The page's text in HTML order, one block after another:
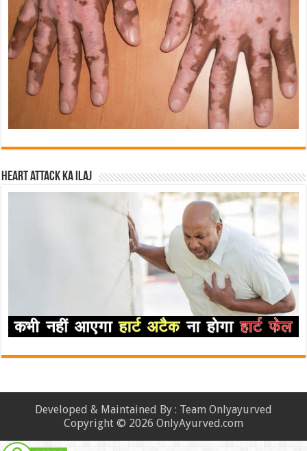
Heart attack ka ilaj
Developed & Maintained By : Team Onlyayurved
Copyright © 2026 OnlyAyurved.com